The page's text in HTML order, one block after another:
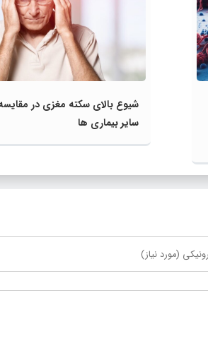
شیوع بالای سکته مغزی در
سایر بیماری‌ ها